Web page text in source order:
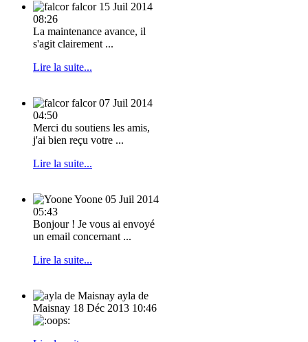
falcor 15 Juil 2014
08:26
La maintenance avance, il
s'agit clairement ...
Lire la suite...
falcor 07 Juil 2014
04:50
Merci du soutiens les amis,
j'ai bien reçu votre ...
Lire la suite...
Yoone 05 Juil 2014
05:43
Bonjour ! Je vous ai envoyé
un email concernant ...
Lire la suite...
ayla de
Maisnay 18 Déc 2013 10:46